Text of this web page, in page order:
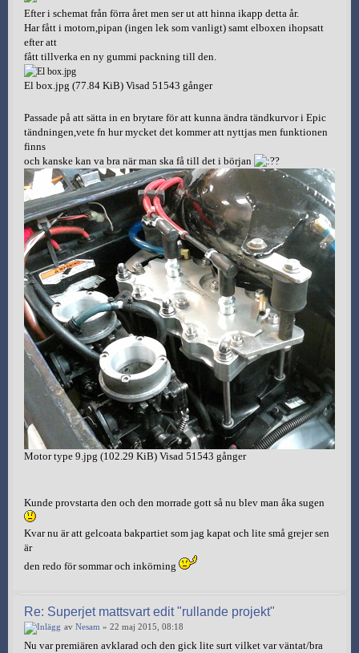
Efter i schemat från förra året men ser ut att hinna ikapp detta år.
Har fått i motorn,pipan (ingen lek som vanligt) samt elboxen ihopsatt
efter att
fått tillverka en ny gummi packning till den.
El box.jpg (77.84 KiB) Visad 51543 gånger
Passade på att sätta in en brytare för att kunna ändra tändkurvor i Epic
tändningen,vete fn hur mycket det kommer att nyttjas men funktionen
finns
och kanske kan va bra när man ska få till det i början
Motor type 9.jpg (102.29 KiB) Visad 51543 gånger
Kunde provstarta den och den morrade gott så nu blev man åka sugen
Kvar nu är att gelcoata bakpartiet som jag kapat och lite små grejer sen
är
den redo för sommar och inkörning
Re: Superjet mattsvart edit "rullande projekt"
av Nesam » 22 maj 2015, 08:18
Nu var premiären avklarad och den gick lite surt vilket var väntat/bra